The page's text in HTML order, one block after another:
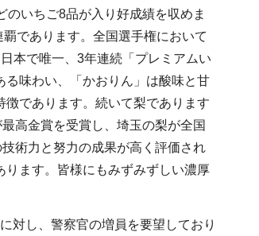
いちご8品が入り好成績を収めま
であります。全国選手権において
本で唯一、3年連続「プレミアムい
味わい、「かおりん」は酸味と甘
であります。続いて梨であります
高金賞を受賞し、埼玉の梨が全国
術力と努力の成果が高く評価され
ります。皆様にもみずみずしい濃厚
対し、警察官の増員を要望しており